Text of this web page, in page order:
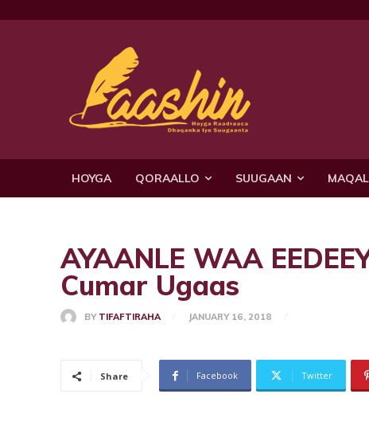
HOYGA QORAALLO SUUGAAN
AYAANLE WAA
Cumar Ugaas
BY TIFAFTIRAHA JANUARY 16, 2018
Share Facebook Twitter